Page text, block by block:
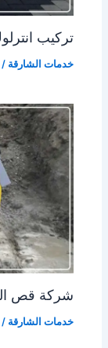
تركيب
خدمات الشارقة
شركة قص
خدمات الشارقة